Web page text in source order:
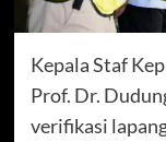
Kepala Staf
Prof. Dr.
verifikasi